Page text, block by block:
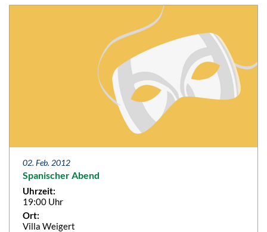
02. Feb. 2012
Spanischer Abend
Uhrzeit:
19:00 Uhr
Ort:
Villa Weigert